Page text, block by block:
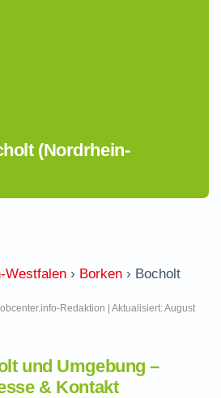
(Nordrhein-
Westfalen › Borken › Bocholt
Redaktion | Aktualisiert: August
und Umgebung –
& Kontakt